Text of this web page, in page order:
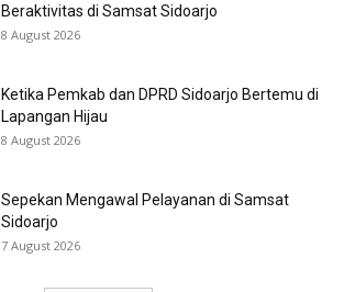
Beraktivitas di Samsat Sidoarjo
8 August 2026
Ketika Pemkab dan DPRD Sidoarjo Bertemu di
Lapangan Hijau
8 August 2026
Sepekan Mengawal Pelayanan di Samsat
Sidoarjo
7 August 2026